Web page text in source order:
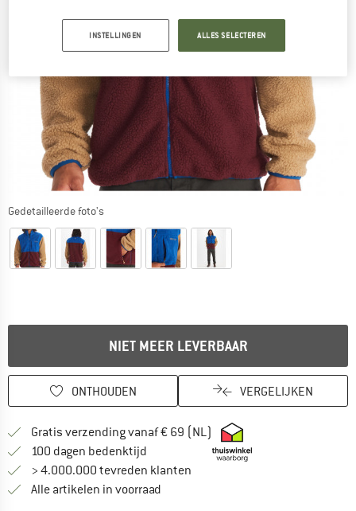
Gedetailleerde foto's
NIET MEER LEVERBAAR
ONTHOUDEN VERGELIJKEN
Gratis verzending vanaf € 69 (NL) Vind hier de
100 dagen bedenktijd Vind de betalingsinformatie hier!
> 4.000.000 tevreden klanten
Alle artikelen in voorraad
INSTELLINGEN ALLES SELECTEREN